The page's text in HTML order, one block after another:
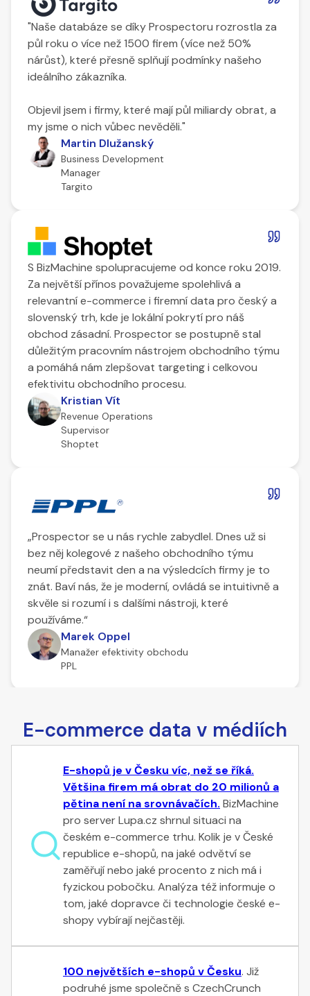
"Naše databáze se díky Prospectoru rozrostla za
půl roku o více než 1500 firem (více než 50%
nárůst), které přesně splňují podmínky našeho
ideálního zákazníka.
Objevil jsem i firmy, které mají půl miliardy obrat, a
my jsme o nich vůbec nevěděli."
Martin Dlužanský
Business Development
Manager
Targito
S BizMachine spolupracujeme od konce roku 2019.
Za největší přínos považujeme spolehlivá a
relevantní e-commerce i firemní data pro český a
slovenský trh, kde je lokální pokrytí pro náš
obchod zásadní. Prospector se postupně stal
důležitým pracovním nástrojem obchodního týmu
a pomáhá nám zlepšovat targeting i celkovou
efektivitu obchodního procesu.
Kristian Vít
Revenue Operations
Supervisor
Shoptet
„Prospector se u nás rychle zabydlel. Dnes už si
bez něj kolegové z našeho obchodního týmu
neumí představit den a na výsledcích firmy je to
znát. Baví nás, že je moderní, ovládá se intuitivně a
skvěle si rozumí i s dalšími nástroji, které
používáme.“
Marek Oppel
Manažer efektivity obchodu
PPL
E-commerce data v médiích
E-shopů je v Česku víc, než se říká.
Většina firem má obrat do 20 milionů a
pětina není na srovnávačích. BizMachine
pro server Lupa.cz shrnul situaci na
českém e-commerce trhu. Kolik je v České
republice e-shopů, na jaké odvětví se
zaměřují nebo jaké procento z nich má i
fyzickou pobočku. Analýza též informuje o
tom, jaké dopravce či technologie české e-
shopy vybírají nejčastěji.
100 největších e-shopů v Česku. Již
podruhé jsme společně s CzechCrunch